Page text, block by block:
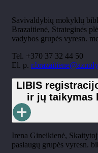
Savivaldybių mokyklų
Brazaitienė, Strateginės
vadybos grupės vyresn.
Tel. +370 37 32 44 50
El. p.
LIBIS
ir jų taikymas
Irena Gineikienė,
paslaugų grupės vyresn.